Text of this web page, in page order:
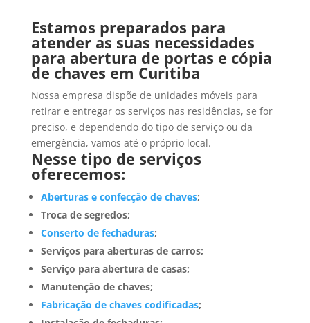
Estamos preparados para
atender as suas necessidades
para abertura de portas e cópia
de chaves em Curitiba
Nossa empresa dispõe de unidades móveis para
retirar e entregar os serviços nas residências, se for
preciso, e dependendo do tipo de serviço ou da
emergência, vamos até o próprio local.
Nesse tipo de serviços
oferecemos:
Aberturas e confecção de chaves;
Troca de segredos;
Conserto de fechaduras;
Serviços para aberturas de carros;
Serviço para abertura de casas;
Manutenção de chaves;
Fabricação de chaves codificadas;